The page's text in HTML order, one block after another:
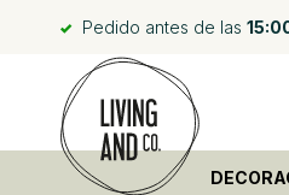
Pedido antes de las